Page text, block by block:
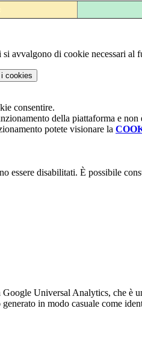
avvalgono di cookie necessari
i cookies
consentire.
della piattaforma e
potete visionare la
essere disabilitati. È possibile
Google Universal Analytics, che
in modo casuale come